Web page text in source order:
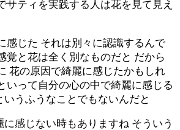
サティを実践する人は花を見て見え
感じた それは別々に認識するんで
覚と花は全く別なものだと だから
花の原因で綺麗に感じたかもしれ
いって自分の心の中で綺麗に感じる
いうふうなことでもないんだと
に感じない時もありますね そういう